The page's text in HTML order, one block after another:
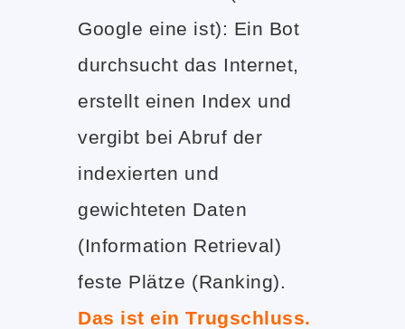
Google eine ist): Ein Bot
durchsucht das Internet,
erstellt einen Index und
vergibt bei Abruf der
indexierten und
gewichteten Daten
(Information Retrieval)
feste Plätze (Ranking).
Das ist ein Trugschluss.